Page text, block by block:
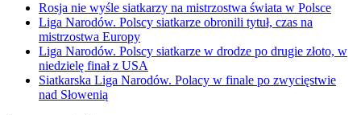
Rosja nie wyśle siatkarzy na mistrzostwa świata w Polsce
Liga Narodów. Polscy siatkarze obronili tytuł, czas na
mistrzostwa Europy
Liga Narodów. Polscy siatkarze w drodze po drugie złoto, w
niedzielę finał z USA
Siatkarska Liga Narodów. Polacy w finale po zwycięstwie
nad Słowenią